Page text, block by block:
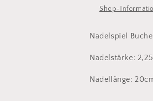
Shop-
Nadelspiel Buche
Nadelstärke:
Nadellänge: